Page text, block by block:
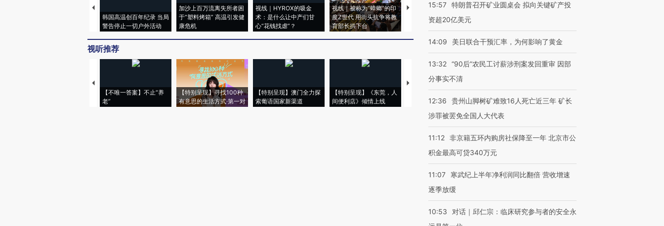
韩国高温创百年纪录 当局
警告停止一切户外活动
加沙上百万流离失所者困
于“塑料烤箱” 高温引发健
康危机
视线｜HYROX的吸金
术：是什么让中产们甘
心“花钱找虐”？
视线｜被称为“蟑螂”的印
度Z世代 用街头抗争将教
育部长拱下台
视线｜“入侵”还是“人道危
机”？难民潮撕裂西班牙
湖北宜昌局部短时降雨
哈尔滨遭遇短时极端强降
视听推荐
【不唯一答案】不止“养
老”
【特别呈现】寻找100种
有意思的生活方式·第一对
【特别呈现】澳门全力探
索葡语国家新渠道
【特别呈现】《东莞，人
间便利店》倾情上线
【推广】走进第四届链博
会，让数智科技“链”接产
【特别呈现】寻找100种
有意思的生活方式·第三对
CFO：不靠规模取胜，华
住三大增长引擎是什么？
15:57 特朗普召开矿业圆桌会 拟向关键矿产投
资超20亿美元
14:09 美日联合干预汇率，为何影响了黄金
13:32 “90后”农民工讨薪涉刑案发回重审 因部
分事实不清
12:36
贵州山脚树矿难致16人死亡近三年 矿长
涉罪被罢免全国人大代表
11:12 非京籍五环内购房社保降至一年 北京市公
积金最高可贷340万元
11:07
寒武纪上半年净利润同比翻倍 营收增速
逐季放缓
10:53
对话｜邱仁宗：临床研究参与者的安全永